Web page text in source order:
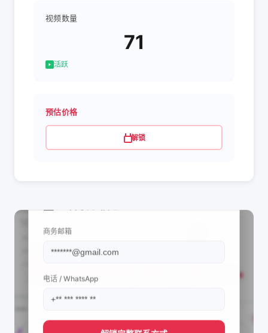
视频数量
71
活跃
预估价格
解锁
商务邮箱
电话 / WhatsApp